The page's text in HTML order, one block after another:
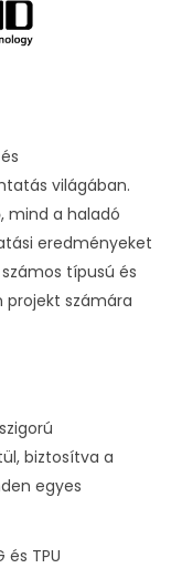
világában.
mind a haladó
eredményeket
típusú és
számára
biztosítva a
egyes
és TPU